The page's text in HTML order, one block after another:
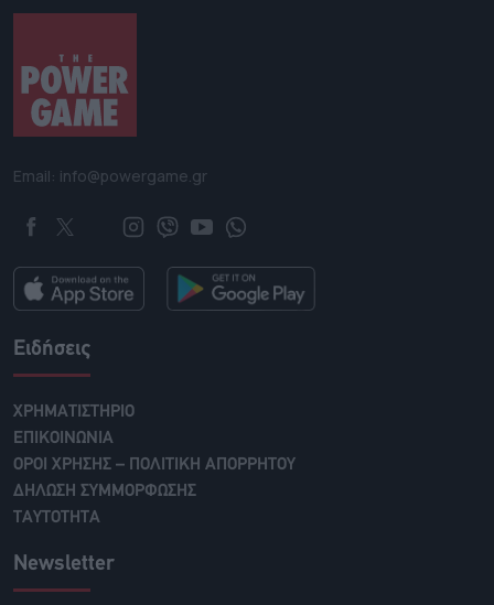
Email: info@powergame.gr
Ειδήσεις
ΧΡΗΜΑΤΙΣΤΗΡΙΟ
ΕΠΙΚΟΙΝΩΝΙΑ
ΟΡΟΙ ΧΡΗΣΗΣ – ΠΟΛΙΤΙΚΗ ΑΠΟΡΡΗΤΟΥ
ΔΗΛΩΣΗ ΣΥΜΜΟΡΦΩΣΗΣ
ΤΑΥΤΟΤΗΤΑ
Newsletter